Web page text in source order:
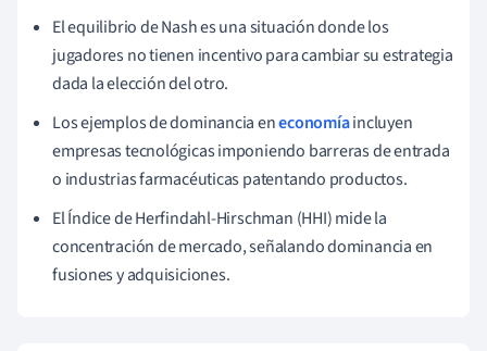
El equilibrio de Nash es una situación donde los
jugadores no tienen incentivo para cambiar su estrategia
dada la elección del otro.
Los ejemplos de dominancia eneconomíaincluyen
empresas tecnológicas imponiendo barreras de entrada
o industrias farmacéuticas patentando productos.
El Índice de Herfindahl-Hirschman (HHI) mide la
concentración de mercado, señalando dominancia en
fusiones y adquisiciones.